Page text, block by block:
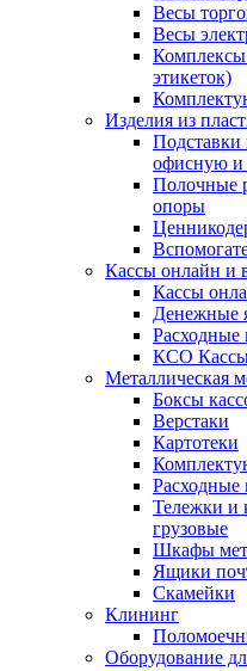
Весы
Весы
Комплексы
этикеток)
Изделия из
офисную и
Полочные
опоры
Кассы онлайн и
Кассы
Денежные
КСО Кассы
Металлическая
Боксы
Верстаки
Картотеки
Тележки и
грузовые
Шкафы
Ящики
Скамейки
Клининг
Оборудование